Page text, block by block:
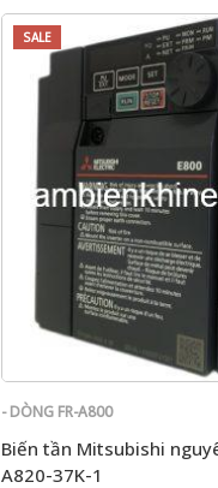
SALE
- DÒNG FR-A800
Biến tần Mitsubishi
A820-37K-1